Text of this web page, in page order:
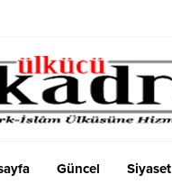
Güncel Siyaset